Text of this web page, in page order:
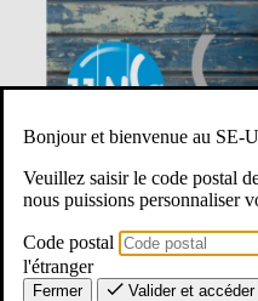
Vous serez affecté.e sur un
rentrée et vous vous posez
Le Se-Unsa vous propose
Bonjour et bienvenue au SE-
Veuillez saisir le code postal
nous puissions personnaliser
Code postal
l'étranger
Fermer Valider et